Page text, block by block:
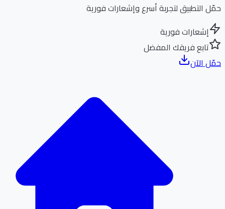
التطبيق لتجربة أسرع وإشعارات فورية
إشعارات فورية
تابع فريقك المفضل
الآن